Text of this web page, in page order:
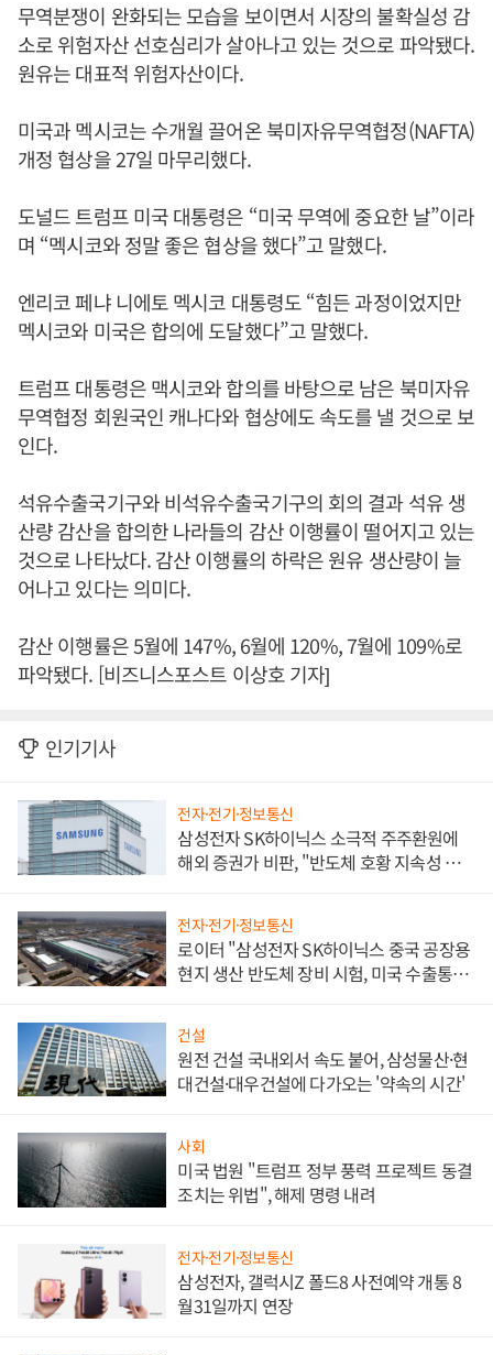
무역분쟁이 완화되는 모습을 보이면서 시장의 불확실성 감
소로 위험자산 선호심리가 살아나고 있는 것으로 파악됐다.
원유는 대표적 위험자산이다.
미국과 멕시코는 수개월 끌어온 북미자유무역협정(NAFTA)
개정 협상을 27일 마무리했다.
도널드 트럼프 미국 대통령은 “미국 무역에 중요한 날”이라
며 “멕시코와 정말 좋은 협상을 했다”고 말했다.
엔리코 페냐 니에토 멕시코 대통령도 “힘든 과정이었지만
멕시코와 미국은 합의에 도달했다”고 말했다.
트럼프 대통령은 맥시코와 합의를 바탕으로 남은 북미자유
무역협정 회원국인 캐나다와 협상에도 속도를 낼 것으로 보
인다.
석유수출국기구와 비석유수출국기구의 회의 결과 석유 생
산량 감산을 합의한 나라들의 감산 이행률이 떨어지고 있는
것으로 나타났다. 감산 이행률의 하락은 원유 생산량이 늘
어나고 있다는 의미다.
감산 이행률은 5월에 147%, 6월에 120%, 7월에 109%로
파악됐다. [비즈니스포스트 이상호 기자]
인기기사
전자·전기·정보통신
삼성전자 SK하이닉스 소극적 주주환원에
해외 증권가 비판, "반도체 호황 지속성 의
전자·전기·정보통신
로이터 "삼성전자 SK하이닉스 중국 공장용
현지 생산 반도체 장비 시험, 미국 수출통제
건설
원전 건설 국내외서 속도 붙어, 삼성물산·현
대건설·대우건설에 다가오는 '약속의 시간'
사회
미국 법원 "트럼프 정부 풍력 프로젝트 동결
조치는 위법", 해제 명령 내려
전자·전기·정보통신
삼성전자, 갤럭시Z 폴드8 사전예약 개통 8
월31일까지 연장